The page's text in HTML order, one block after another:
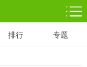
体育竞技
5百+款游戏
排行 专题